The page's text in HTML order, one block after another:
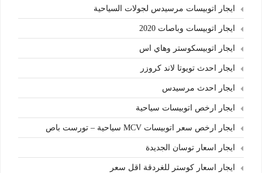
ايجار اتوبيسات مرسيدس لجولات السياحية
ايجار اتوبيسات وباصات 2020
ايجار اتوبيسكوستر وهاي اس
ايجار احدث تويوتا لاند كروزر
ايجار احدث مرسيدس
ايجار ارخص اتوبيسات سياحية
ايجار ارخص سعر اتوبيسات MCV سياحية – تورست باص
ايجار اسعار توسان الجديدة
ايجار اسعار كوستر للغردقة اقل سعر